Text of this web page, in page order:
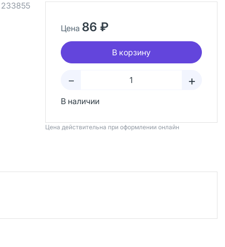
233855
Цена 86 ₽
В корзину
– +
В наличии
Цена действительна при оформлении онлайн